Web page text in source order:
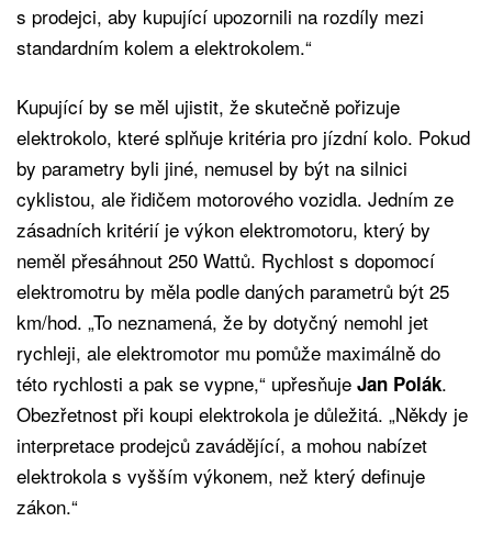
s prodejci, aby kupující upozornili na rozdíly mezi
standardním kolem a elektrokolem.“
Kupující by se měl ujistit, že skutečně pořizuje
elektrokolo, které splňuje kritéria pro jízdní kolo. Pokud
by parametry byli jiné, nemusel by být na silnici
cyklistou, ale řidičem motorového vozidla. Jedním ze
zásadních kritérií je výkon elektromotoru, který by
neměl přesáhnout 250 Wattů. Rychlost s dopomocí
elektromotru by měla podle daných parametrů být 25
km/hod. „To neznamená, že by dotyčný nemohl jet
rychleji, ale elektromotor mu pomůže maximálně do
této rychlosti a pak se vypne,“ upřesňuje Jan Polák.
Obezřetnost při koupi elektrokola je důležitá. „Někdy je
interpretace prodejců zavádějící, a mohou nabízet
elektrokola s vyšším výkonem, než který definuje
zákon.“